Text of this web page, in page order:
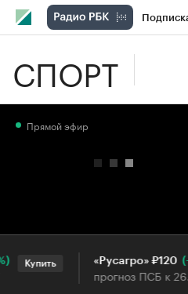
СПОРТ
Прямой эфир
Купить «Русагро» ₽120
прогноз ПСБ к